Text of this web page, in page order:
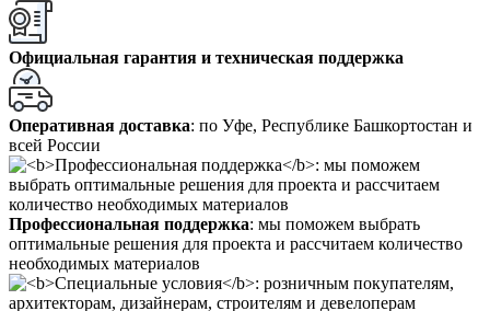
Официальная гарантия и техническая поддержка
Оперативная доставка: по Уфе, Республике Башкортостан и
всей России
Профессиональная поддержка: мы поможем выбрать
оптимальные решения для проекта и рассчитаем количество
необходимых материалов